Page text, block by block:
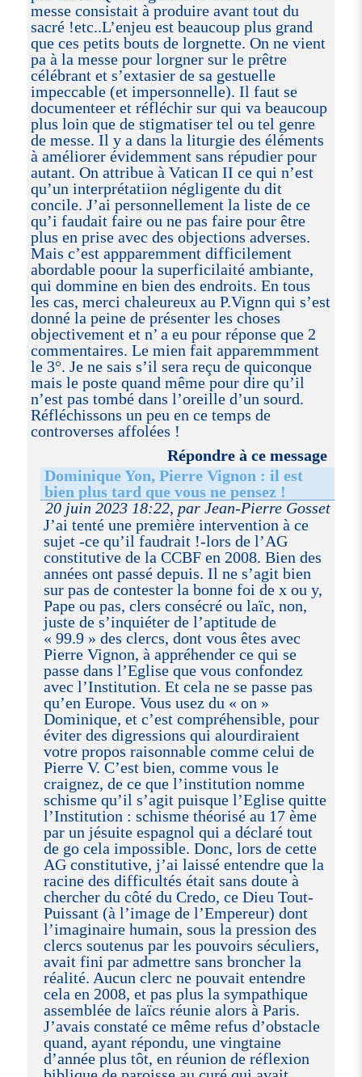
messe consistait à produire avant tout du
sacré !etc..L’enjeu est beaucoup plus grand
que ces petits bouts de lorgnette. On ne vient
pa à la messe pour lorgner sur le prêtre
célébrant et s’extasier de sa gestuelle
impeccable (et impersonnelle). Il faut se
documenteer et réfléchir sur qui va beaucoup
plus loin que de stigmatiser tel ou tel genre
de messe. Il y a dans la liturgie des éléments
à améliorer évidemment sans répudier pour
autant. On attribue à Vatican II ce qui n’est
qu’un interprétatiion négligente du dit
concile. J’ai personnellement la liste de ce
qu’i faudait faire ou ne pas faire pour être
plus en prise avec des objections adverses.
Mais c’est appparemment difficilement
abordable poour la superficilaité ambiante,
qui dommine en bien des endroits. En tous
les cas, merci chaleureux au P.Vignn qui s’est
donné la peine de présenter les choses
objectivement et n’ a eu pour réponse que 2
commentaires. Le mien fait apparemmment
le 3°. Je ne sais s’il sera reçu de quiconque
mais le poste quand même pour dire qu’il
n’est pas tombé dans l’oreille d’un sourd.
Réfléchissons un peu en ce temps de
controverses affolées !
Répondre à ce message
Dominique Yon, Pierre Vignon : il est
bien plus tard que vous ne pensez !
20 juin 2023 18:22, par Jean-Pierre Gosset
J’ai tenté une première intervention à ce
sujet -ce qu’il faudrait !-lors de l’AG
constitutive de la CCBF en 2008. Bien des
années ont passé depuis. Il ne s’agit bien
sur pas de contester la bonne foi de x ou y,
Pape ou pas, clers consécré ou laïc, non,
juste de s’inquiéter de l’aptitude de
« 99.9 » des clercs, dont vous êtes avec
Pierre Vignon, à appréhender ce qui se
passe dans l’Eglise que vous confondez
avec l’Institution. Et cela ne se passe pas
qu’en Europe. Vous usez du « on »
Dominique, et c’est compréhensible, pour
éviter des digressions qui alourdiraient
votre propos raisonnable comme celui de
Pierre V. C’est bien, comme vous le
craignez, de ce que l’institution nomme
schisme qu’il s’agit puisque l’Eglise quitte
l’Institution : schisme théorisé au 17 ème
par un jésuite espagnol qui a déclaré tout
de go cela impossible. Donc, lors de cette
AG constitutive, j’ai laissé entendre que la
racine des difficultés était sans doute à
chercher du côté du Credo, ce Dieu Tout-
Puissant (à l’image de l’Empereur) dont
l’imaginaire humain, sous la pression des
clercs soutenus par les pouvoirs séculiers,
avait fini par admettre sans broncher la
réalité. Aucun clerc ne pouvait entendre
cela en 2008, et pas plus la sympathique
assemblée de laïcs réunie alors à Paris.
J’avais constaté ce même refus d’obstacle
quand, ayant répondu, une vingtaine
d’année plus tôt, en réunion de réflexion